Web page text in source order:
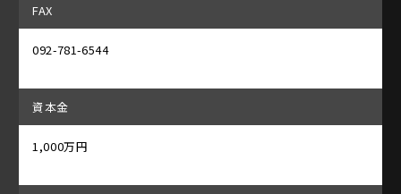
FAX
092-781-6544
資本金
1,000万円